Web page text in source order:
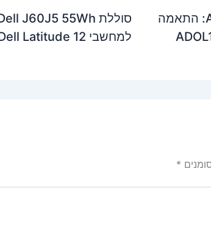
סוללת Asus C41N1825 72Wh: התאמה
למחשבי Dell Latitude 12 ו-14
*